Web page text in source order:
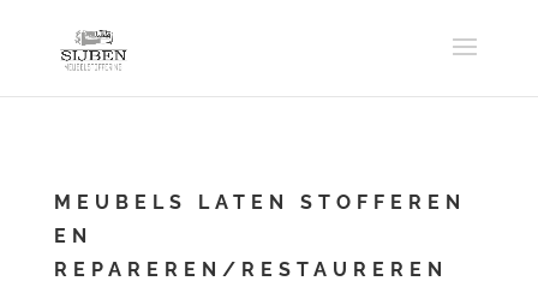
MEUBELS LATEN STOFFEREN
EN
REPAREREN/RESTAUREREN